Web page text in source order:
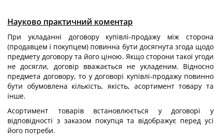
Науково практичний коментар
При укладанні договору купівлі-продажу між сторона
(продавцем і покупцем) повинна бути досягнута згода щодо
предмету договору та його ціною. Якщо сторони такої угоди
не досягли, договір вважається не укладеним. Відносно
предмета договору, то у договорі купівлі-продажу повинно
бути обумовлена кількість, якість, асортимент товару та
інше.
Асортимент товарів встановлюється у договорі у
відповідності з заказом покупця та відображує перед усі
його потреби.